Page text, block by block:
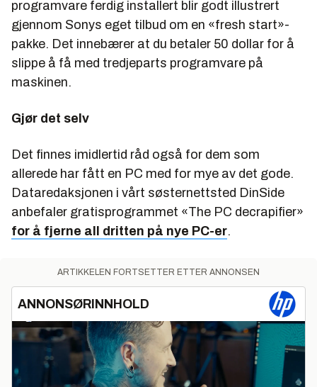
programvare ferdig installert blir godt illustrert
gjennom Sonys eget tilbud om en «fresh start»-
pakke. Det innebærer at du betaler 50 dollar for å
slippe å få med tredjeparts programvare på
maskinen.
Gjør det selv
Det finnes imidlertid råd også for dem som
allerede har fått en PC med for mye av det gode.
Dataredaksjonen i vårt søsternettsted DinSide
anbefaler gratisprogrammet «The PC decrapifier»
for å fjerne all dritten på nye PC-er.
ARTIKKELEN FORTSETTER ETTER ANNONSEN
ANNONSØRINNHOLD